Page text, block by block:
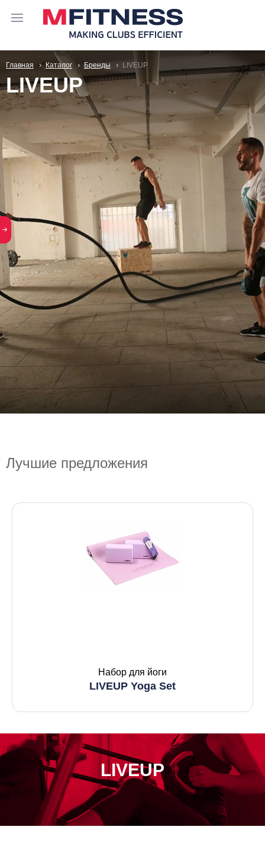
Главная Каталог Бренды LIVEUP
LIVEUP
Лучшие предложения
Набор для йоги
LIVEUP Yoga Set
LIVEUP